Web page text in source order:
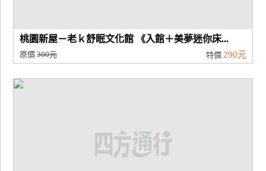
計
商
桃園新屋－老ｋ舒眠文化館 《入館＋美夢迷你床...
原價300元 特價 290元